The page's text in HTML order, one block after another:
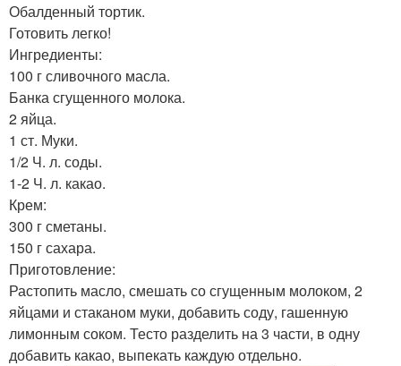
Обалденный тортик.
Готовить легко!
Ингредиенты:
100 г сливочного масла.
Банка сгущенного молока.
2 яйца.
1 ст. Муки.
1/2 Ч. л. соды.
1-2 Ч. л. какао.
Крем:
300 г сметаны.
150 г сахара.
Приготовление:
Растопить масло, смешать со сгущенным молоком, 2
яйцами и стаканом муки, добавить соду, гашенную
лимонным соком. Тесто разделить на 3 части, в одну
добавить какао, выпекать каждую отдельно.